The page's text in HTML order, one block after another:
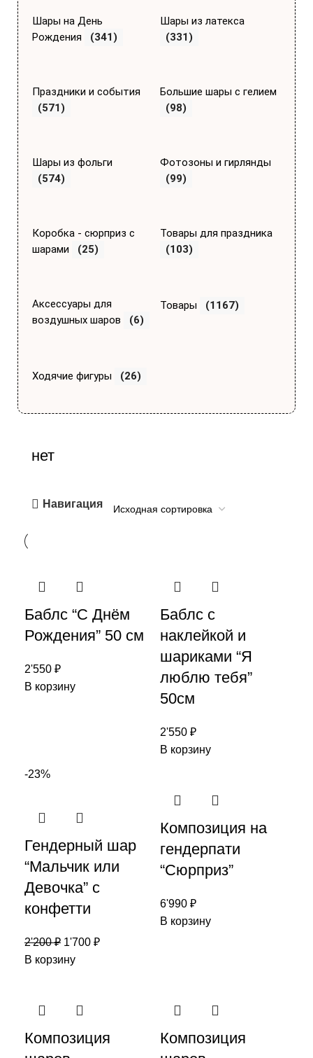
Шары на День
Рождения
(341)
Шары из латекса
(331)
Праздники и события
(571)
Большие шары с гелием
(98)
Шары из фольги
(574)
Фотозоны и гирлянды
(99)
Коробка - сюрприз с
шарами
(25)
Товары для праздника
(103)
Аксессуары для
воздушных шаров
(6)
Товары (1167)
Ходячие фигуры (26)
нет
Навигация
Баблс “С Днём
Рождения” 50 см
2'550 ₽
В корзину
Баблс с
наклейкой и
шариками “Я
люблю тебя”
50см
2'550 ₽
В корзину
-23%
Гендерный шар
“Мальчик или
Девочка” с
конфетти
2'200₽ 1'700 ₽
В корзину
Композиция на
гендерпати
“Сюрприз”
6'990 ₽
В корзину
Композиция
Композиция